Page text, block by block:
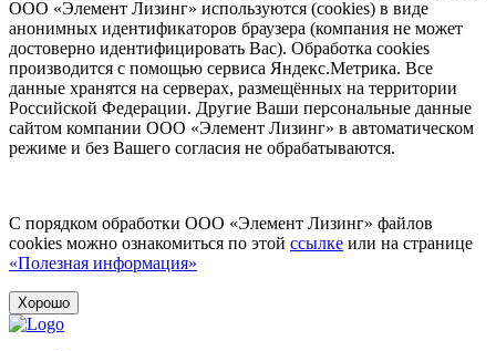
ООО «Элемент Лизинг» используются (cookies) в виде
анонимных идентификаторов браузера (компания не может
достоверно идентифицировать Вас). Обработка cookies
производится с помощью сервиса Яндекс.Метрика. Все
данные хранятся на серверах, размещённых на территории
Российской Федерации. Другие Ваши персональные данные
сайтом компании ООО «Элемент Лизинг» в автоматическом
режиме и без Вашего согласия не обрабатываются.
С порядком обработки ООО «Элемент Лизинг» файлов
cookies можно ознакомиться по этой ссылке или на странице
«Полезная информация»
Хорошо